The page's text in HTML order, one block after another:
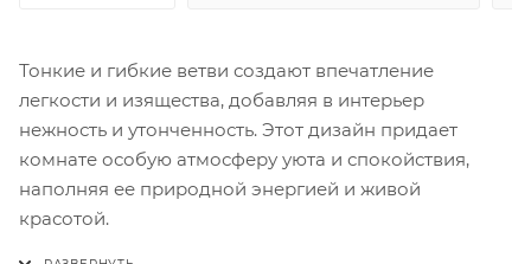
Тонкие и гибкие ветви создают впечатление
легкости и изящества, добавляя в интерьер
нежность и утонченность. Этот дизайн придает
комнате особую атмосферу уюта и спокойствия,
наполняя ее природной энергией и живой
красотой.